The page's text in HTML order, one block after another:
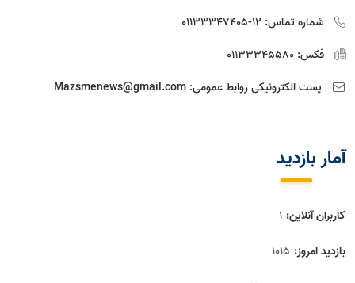
شماره تماس: 12-01133347405
فکس: 01133345580
پست الکترونیکی روابط عمومی: Mazsmenews@gmail.com
آمار بازديد
کاربران آنلاین: 1
بازدید امروز: 1015